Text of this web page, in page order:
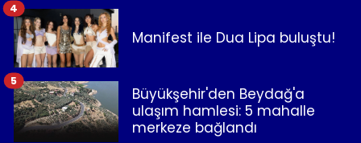
Manifest ile Dua Lipa buluştu!
4
Büyükşehir'den Beydağ'a
ulaşım hamlesi: 5 mahalle
merkeze bağlandı
5